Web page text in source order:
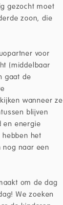
gezocht moet
zoon, die
voor
(middelbaar
gaat de
wanneer ze
blijven
en energie
het
nog naar een
om de dag
We zoeken